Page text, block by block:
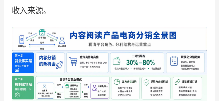
私域课程
增长俱乐部
增长俱乐部 有赞商盟
商家社区 社群交流
收入来源。